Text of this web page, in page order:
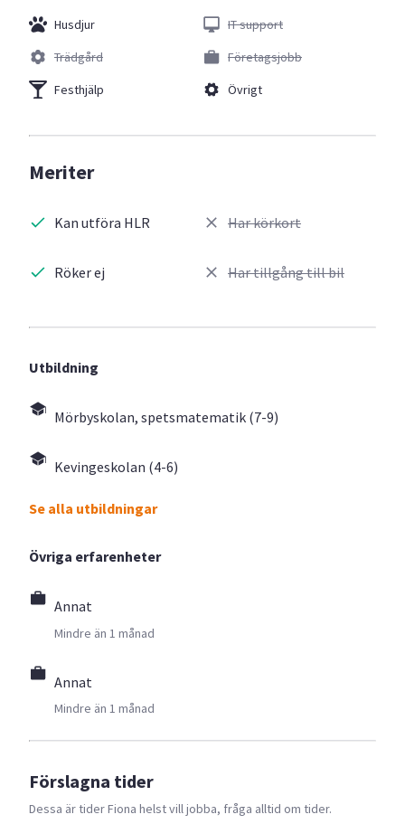
Husdjur
Trädgård
Festhjälp
IT support
Företagsjobb
Övrigt
Meriter
Kan utföra HLR
Röker ej
Har körkort
Har tillgång till bil
Utbildning
Mörbyskolan, spetsmatematik (7-9)
Kevingeskolan (4-6)
Se alla utbildningar
Övriga erfarenheter
Annat
Mindre än 1 månad
Annat
Mindre än 1 månad
Förslagna tider
Dessa är tiderFiona helst vill jobba, fråga alltid om tider.